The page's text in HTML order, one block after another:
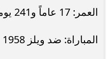
العمر: 17 عاماً و241 يوماً
المباراة: ضد ويلز 1958